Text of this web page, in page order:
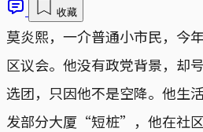
收藏
莫炎熙，一介普通小市民，今
区议会。他没有政党背景，却
选团，只因他不是空降。他生
发部分大厦“短桩”，他在社